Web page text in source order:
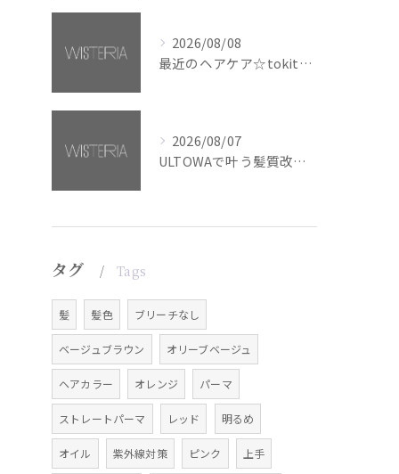
2026/08/08
最近のヘアケア☆tokita【銀座・美容室WISTERIA】
2026/08/07
ULTOWAで叶う髪質改善美髪カラー【銀座・美容室WISTERIA】
タグ Tags
髪 髪色 ブリーチなし
ベージュブラウン オリーブベージュ
ヘアカラー オレンジ パーマ
ストレートパーマ レッド 明るめ
オイル 紫外線対策 ピンク 上手